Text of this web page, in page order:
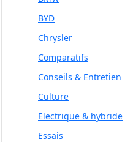
BYD
Chrysler
Comparatifs
Conseils & Entretien
Culture
Electrique & hybride
Essais